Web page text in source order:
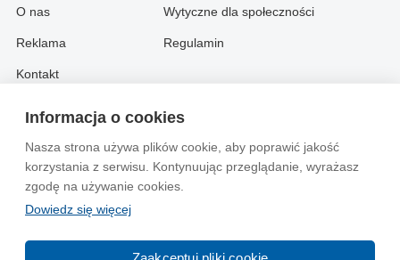
Informacja o cookies
Nasza strona używa plików cookie, aby poprawić jakość
korzystania z serwisu. Kontynuując przeglądanie, wyrażasz
zgodę na używanie cookies.
Dowiedz się więcej
O nas
Reklama
Kontakt
Wytyczne dla społeczności
Regulamin
Information in English:
About
Advertise
Contact